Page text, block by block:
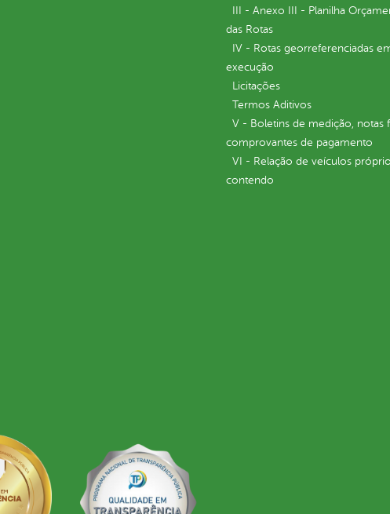
III - Anexo III - Planilha
das Rotas
IV - Rotas georreferenciadas
execução
Licitações
Termos Aditivos
V - Boletins de medição, notas
comprovantes de pagamento
VI - Relação de veículos
contendo